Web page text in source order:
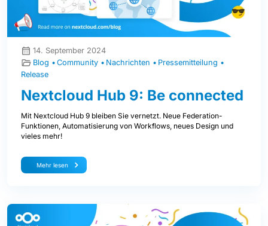
14. September 2024
Blog
Community Nachrichten
Pressemitteilung
Release
Nextcloud Hub 9: Be connected
Mit Nextcloud Hub 9 bleiben Sie vernetzt. Neue Federation-
Funktionen, Automatisierung von Workflows, neues Design und
vieles mehr!
Mehr lesen